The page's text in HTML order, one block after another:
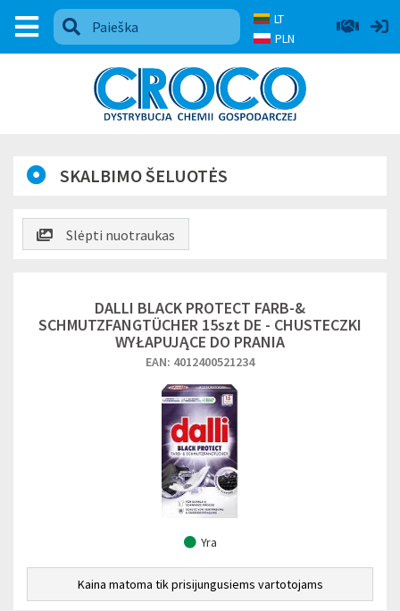
LT
PLN
SKALBIMO ŠELUOTĖS
Slėpti nuotraukas
DALLI BLACK PROTECT FARB-&
SCHMUTZFANGTÜCHER 15szt DE - CHUSTECZKI
WYŁAPUJĄCE DO PRANIA
EAN: 4012400521234
Yra
Kaina matoma tik prisijungusiems vartotojams